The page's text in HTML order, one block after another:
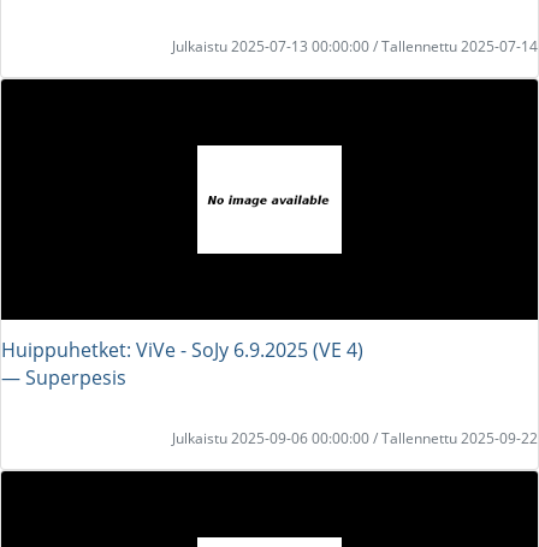
Julkaistu 2025-07-13 00:00:00 / Tallennettu 2025-07-14
Huippuhetket: ViVe - SoJy 6.9.2025 (VE 4)
― Superpesis
Julkaistu 2025-09-06 00:00:00 / Tallennettu 2025-09-22